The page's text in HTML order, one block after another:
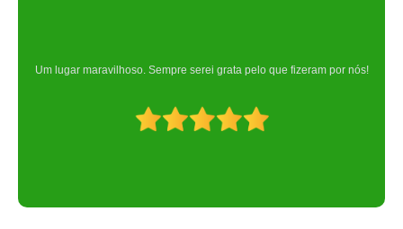
Um lugar maravilhoso. Sempre serei grata pelo que fizeram por nós!